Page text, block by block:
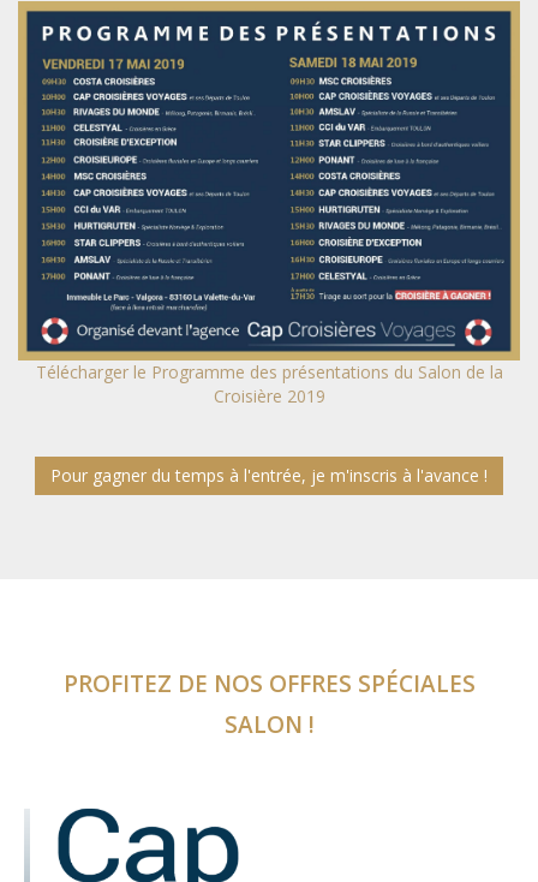
Télécharger le Programme des présentations du Salon de la
Croisière 2019
Pour gagner du temps à l'entrée, je m'inscris à l'avance !
PROFITEZ DE NOS OFFRES SPÉCIALES
SALON !